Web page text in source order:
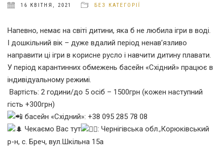
16 КВІТНЯ, 2021 БЕЗ КАТЕГОРІЇ
Напевно, немає на світі дитини, яка б не любила ігри в воді.
І дошкільний вік – дуже вдалий період ненав’язливо
направити ці ігри в корисне русло і навчити дитину плавати.
У період карантинних обмежень басейн «Східний» працює в
індивідуальному режимі.
Вартість: 2 години/до 5 осіб – 1500грн (кожен наступний
гість +300грн)
басейн «Східний»: +38 095 285 78 08
Чекаємо Вас тут
: Чернігівська обл.,Корюківський
р-н, с. Бреч, вул.Шкільна 15а